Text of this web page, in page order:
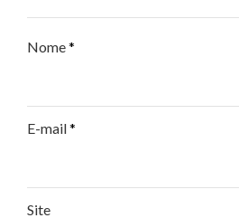
Nome*
E-mail*
Site